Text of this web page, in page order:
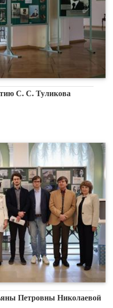
С. С. Туликова
Петровны Николаевой